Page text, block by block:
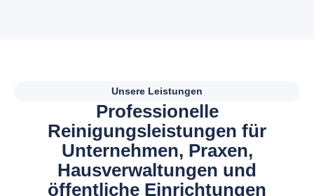
Unsere Leistungen
Professionelle
Reinigungsleistungen für
Unternehmen, Praxen,
Hausverwaltungen und
öffentliche Einrichtungen